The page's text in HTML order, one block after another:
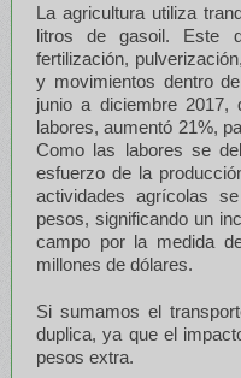
La agricultura utiliza
litros de gasoil. Este
fertilización,
y movimientos dentro
junio a diciembre 2017,
labores, aumentó 21%,
Como las labores se
esfuerzo de la
actividades agrícolas
pesos, significando un
campo por la medida
millones de dólares.
Si sumamos el
duplica, ya que el
pesos extra.